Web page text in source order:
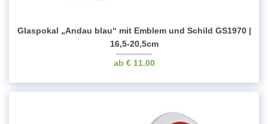
Glaspokal „Andau blau“ mit Emblem und Schild GS1970 |
16,5-20,5cm
€11.00